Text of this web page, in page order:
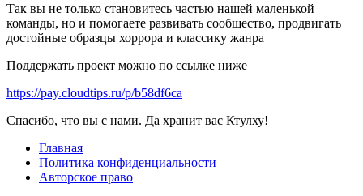
Так вы не только становитесь частью нашей маленькой
команды, но и помогаете развивать сообщество, продвигать
достойные образцы хоррора и классику жанра
Поддержать проект можно по ссылке ниже
https://pay.cloudtips.ru/p/b58df6ca
Спасибо, что вы с нами. Да хранит вас Ктулху!
Главная
Политика конфиденциальности
Авторское право